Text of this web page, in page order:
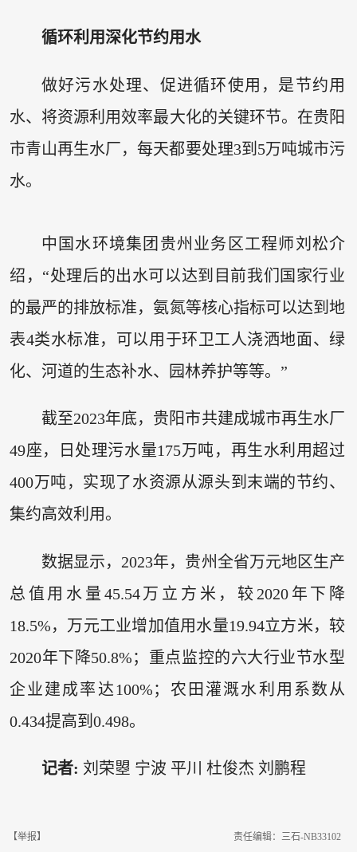
循环利用深化节约用水
做好污水处理、促进循环使用，是节约用
水、将资源利用效率最大化的关键环节。在贵阳
市青山再生水厂，每天都要处理3到5万吨城市污
水。
中国水环境集团贵州业务区工程师刘松介
绍，“处理后的出水可以达到目前我们国家行业
的最严的排放标准，氨氮等核心指标可以达到地
表4类水标准，可以用于环卫工人浇洒地面、绿
化、河道的生态补水、园林养护等等。”
截至2023年底，贵阳市共建成城市再生水厂
49座，日处理污水量175万吨，再生水利用超过
400万吨，实现了水资源从源头到末端的节约、
集约高效利用。
数据显示，2023年，贵州全省万元地区生产
总值用水量45.54万立方米，较2020年下降
18.5%，万元工业增加值用水量19.94立方米，较
2020年下降50.8%；重点监控的六大行业节水型
企业建成率达100%；农田灌溉水利用系数从
0.434提高到0.498。
记者: 刘荣曌 宁波 平川 杜俊杰 刘鹏程
【举报】 责任编辑：三石-NB33102